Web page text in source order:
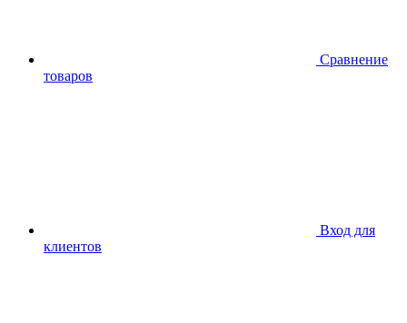
Сравнение
товаров
Вход для
клиентов